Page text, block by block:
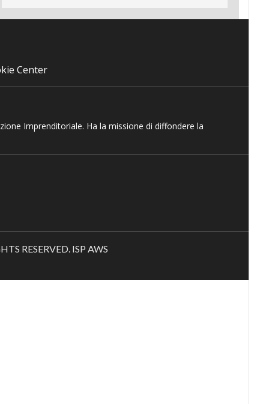
Center
Imprenditoriale. Ha la missione di diffondere la
RESERVED. ISP AWS